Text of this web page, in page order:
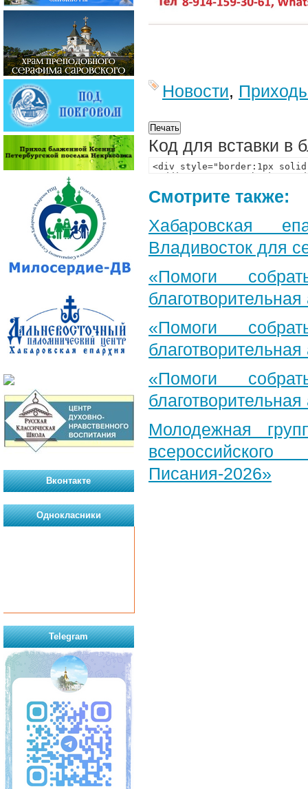
Новости,
Код для вставки в
Смотрите также:
Хабаровская
Владивосток для
«Помоги
«Помоги
«Помоги
Молодежная
Писания-2026»
Вконтакте
Однокласники
Telegram